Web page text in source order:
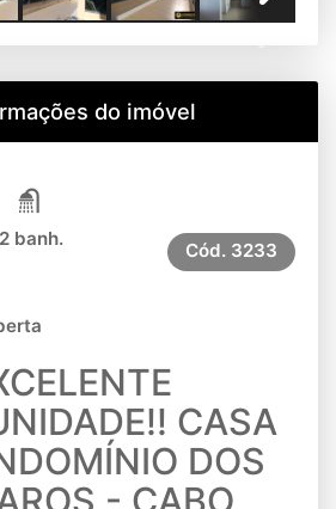
do imóvel
2 banh.
Cód. 3233
CASA
DOS